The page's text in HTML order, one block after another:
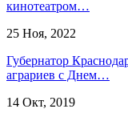
кинотеатром…
25 Ноя, 2022
Губернатор
аграриев с Днем…
14 Окт, 2019